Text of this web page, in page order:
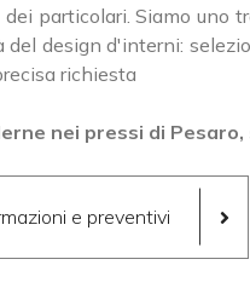
particolari. Siamo uno
design d'interni:
richiesta
nei pressi di
e preventivi